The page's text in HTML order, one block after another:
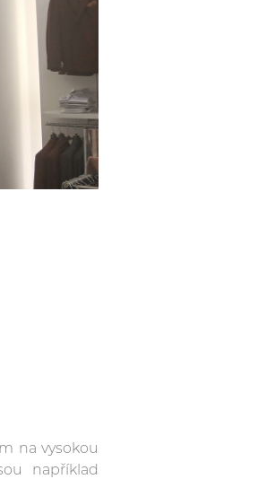
na vysokou
například